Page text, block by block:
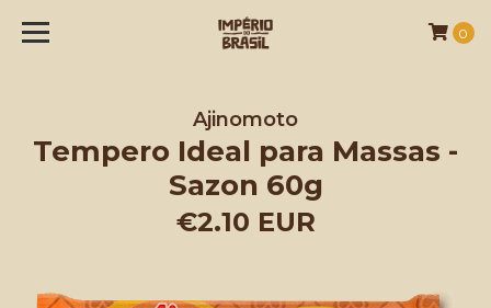
0
Ajinomoto
Tempero Ideal para Massas -
Sazon 60g
€2.10 EUR